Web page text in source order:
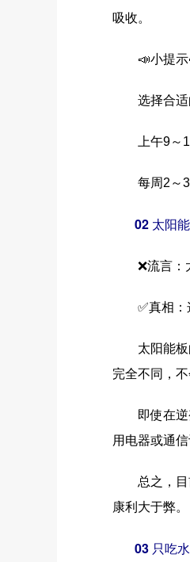
吸收。
📣小提示
选择合适
上午9～10
每周2～3次
02 太阳能
❌流言：太
✅真相：这
太阳能板的
完全不同，
即使在逆变
用电器或通信
总之，目前
康利大于弊。
03 只吃水